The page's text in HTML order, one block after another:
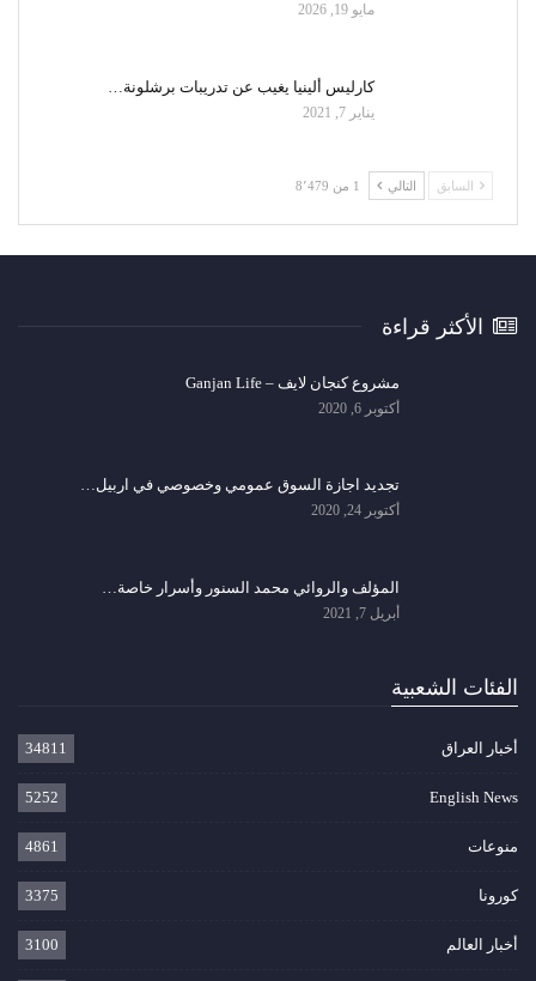
مايو 19, 2026
كارليس ألينيا يغيب عن تدريبات برشلونة…
يناير 7, 2021
السابق التالي 1 من 8٬479
الأكثر قراءة
مشروع كنجان لايف – Ganjan Life
أكتوبر 6, 2020
تجديد اجازة السوق عمومي وخصوصي في اربيل…
أكتوبر 24, 2020
المؤلف والروائي محمد السنور وأسرار خاصة…
أبريل 7, 2021
الفئات الشعبية
أخبار العراق 34811
English News
5252
منوعات 4861
كورونا 3375
أخبار العالم 3100